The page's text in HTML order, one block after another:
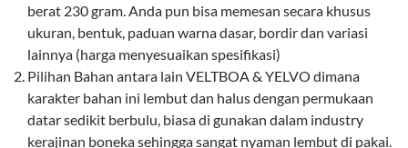
berat 230 gram. Anda pun bisa memesan secara khusus
ukuran, bentuk, paduan warna dasar, bordir dan variasi
lainnya (harga menyesuaikan spesifikasi)
Pilihan Bahan antara lain VELTBOA & YELVO dimana
karakter bahan ini lembut dan halus dengan permukaan
datar sedikit berbulu, biasa di gunakan dalam industry
kerajinan boneka sehingga sangat nyaman lembut di pakai.